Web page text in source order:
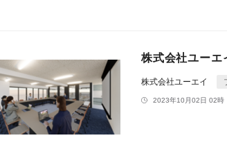
株式会社ユー
株式会社ユーエイ
2023年10月02日 02時